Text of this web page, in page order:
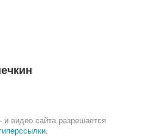
и видео сайта разрешается